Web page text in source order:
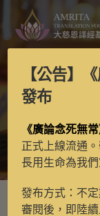
噶瑪
【公告】
發布
《廣論念死無
正式上線流通
長用生命為我們
發布方式：不
審閱後，即陸續